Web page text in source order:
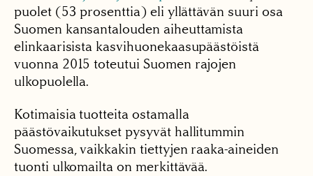
puolet (53 prosenttia) eli yllättävän suuri osa
Suomen kansantalouden aiheuttamista
elinkaarisista kasvihuonekaasupäästöistä
vuonna 2015 toteutui Suomen rajojen
ulkopuolella.
Kotimaisia tuotteita ostamalla
päästövaikutukset pysyvät hallitummin
Suomessa, vaikkakin tiettyjen raaka-aineiden
tuonti ulkomailta on merkittävää.